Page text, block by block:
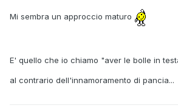
Mi sembra un approccio maturo
E' quello che io chiamo "aver le bolle in
al contrario dell'innamoramento di pancia...